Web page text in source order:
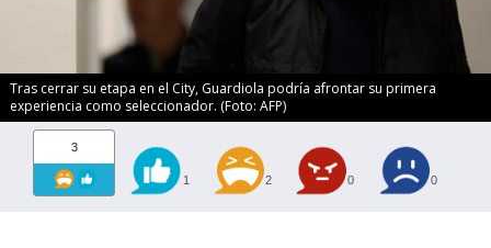
Tras cerrar su etapa en el City, Guardiola podría afrontar su primera
experiencia como seleccionador. (Foto: AFP)
3
1 2 0 0